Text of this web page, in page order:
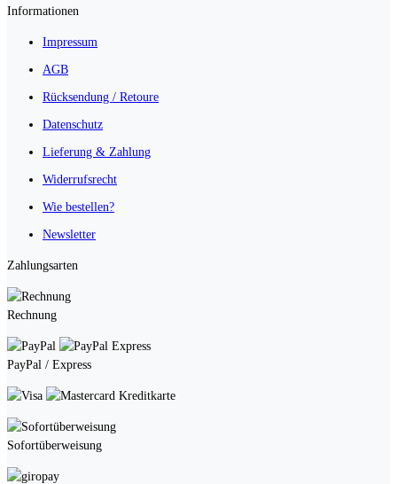
Informationen
Impressum
AGB
Rücksendung / Retoure
Datenschutz
Lieferung & Zahlung
Widerrufsrecht
Wie bestellen?
Newsletter
Zahlungsarten
Rechnung
PayPal / Express
Kreditkarte
Sofortüberweisung